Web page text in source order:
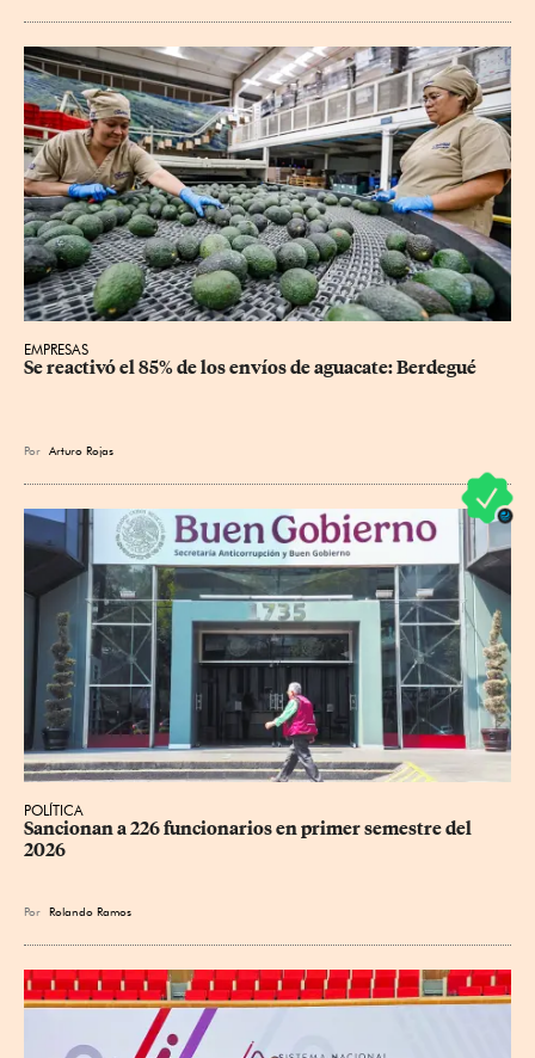
EMPRESAS
Se reactivó el 85% de los envíos de aguacate: Berdegué
Por Arturo Rojas
POLÍTICA
Sancionan a 226 funcionarios en primer semestre del
2026
Por Rolando Ramos